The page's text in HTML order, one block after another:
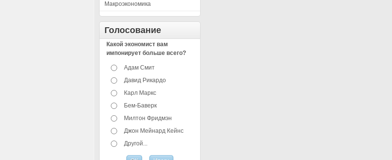
Макроэкономика
Голосование
Какой экономист вам
импонирует больше всего?
Адам Смит
Давид Рикардо
Карл Маркс
Бем-Баверк
Милтон Фридмэн
Джон Мейнард Кейнс
Другой...